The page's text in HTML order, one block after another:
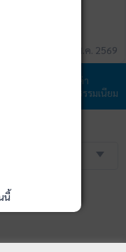
ข้อมูล ณ วันที่ 07 ส.ค. 2569
ค่า
ธรรมเนียม
เปรียบเทียบ
นี้